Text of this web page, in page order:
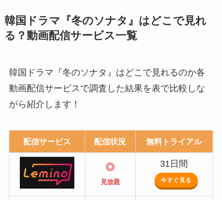
韓国ドラマ『冬のソナタ』はどこで見れ
る？動画配信サービス一覧
韓国ドラマ『冬のソナタ』はどこで見れるのか各
動画配信サービスで調査した結果を表で比較しな
がら紹介します！
配信サービス 配信状況 無料トライアル
◎
見放題
31日間
今すぐ見る